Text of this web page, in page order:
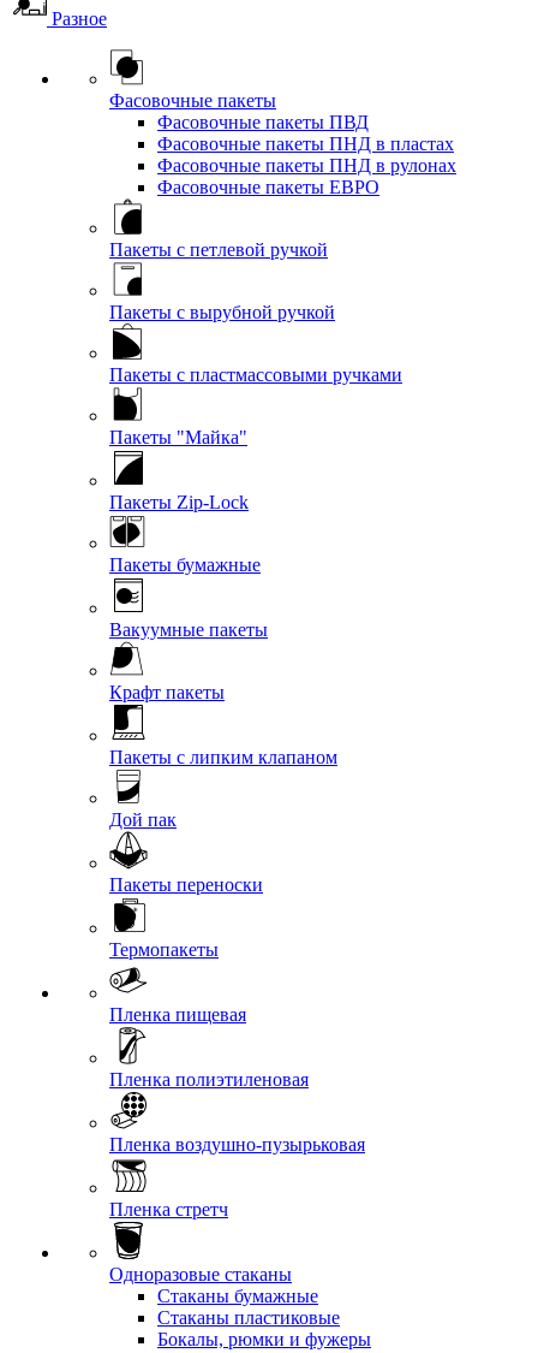
Разное
Фасовочные пакеты
Фасовочные пакеты ПВД
Фасовочные пакеты ПНД в пластах
Фасовочные пакеты ПНД в рулонах
Фасовочные пакеты ЕВРО
Пакеты с петлевой ручкой
Пакеты с вырубной ручкой
Пакеты с пластмассовыми ручками
Пакеты "Майка"
Пакеты Zip-Lock
Пакеты бумажные
Вакуумные пакеты
Крафт пакеты
Пакеты с липким клапаном
Дой пак
Пакеты переноски
Термопакеты
Пленка пищевая
Пленка полиэтиленовая
Пленка воздушно-пузырьковая
Пленка стретч
Одноразовые стаканы
Стаканы бумажные
Стаканы пластиковые
Бокалы, рюмки и фужеры